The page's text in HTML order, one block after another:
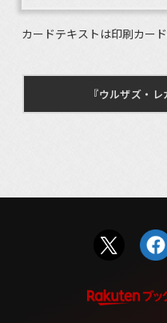
カードテキストは印刷カー
『ウルザズ・